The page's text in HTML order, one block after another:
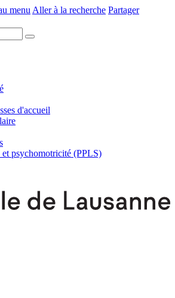
menu Aller à la recherche Partager
d'accueil
psychomotricité (PPLS)